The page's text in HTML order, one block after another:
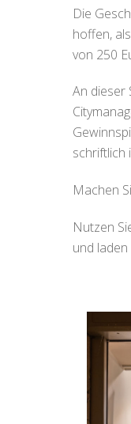
Die
hoffen,
von 250
An dieser
schriftlich
Machen
Nutzen
und